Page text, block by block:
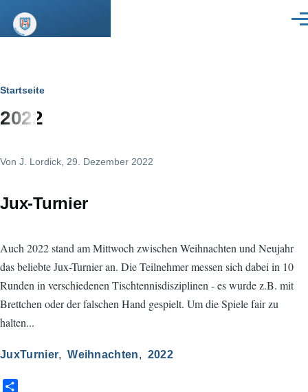
Pfadnavigation
Startseite
2022
Von J. Lordick , 29. Dezember 2022
Jux-Turnier
Auch 2022 stand am Mittwoch zwischen Weihnachten und Neujahr
das beliebte Jux-Turnier an. Die Teilnehmer messen sich dabei in 10
Runden in verschiedenen Tischtennisdisziplinen - es wurde z.B. mit
Brettchen oder der falschen Hand gespielt. Um die Spiele fair zu
halten...
JuxTurnier Weihnachten 2022